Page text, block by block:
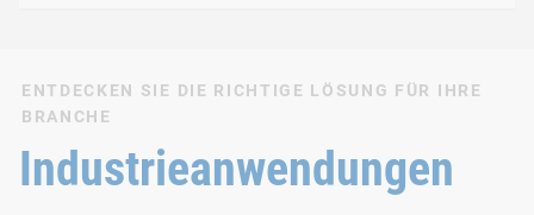
Die Twin-Lock Keilscheiben mit vergrößertem
Werkstoffe
ENTDECKEN SIE DIE RICHTIGE LÖSUNG FÜR IHRE
BRANCHE
Industrieanwendungen